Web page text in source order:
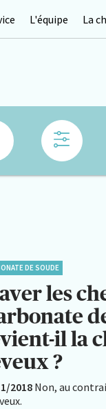
L'équipe La
Rechercher
DE SOUDE
les
il la
?
2018Non, au